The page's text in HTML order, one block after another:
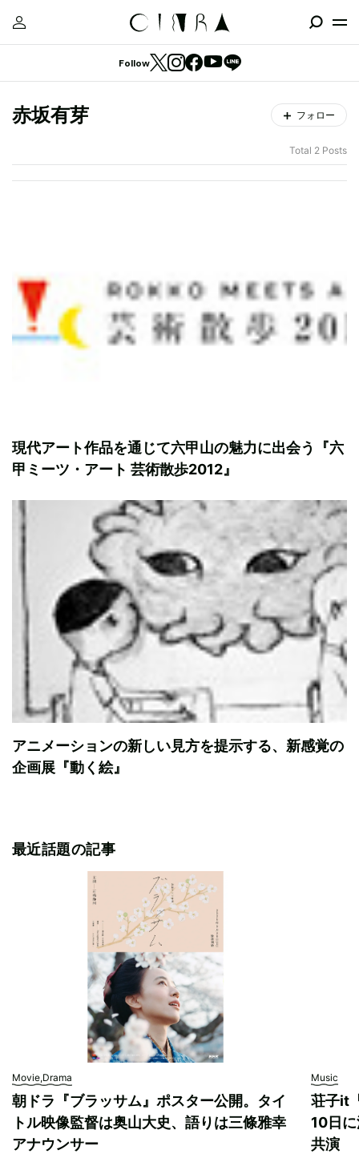
Follow
赤坂有芽 フォロー
Total 2 Posts
現代アート作品を通じて六甲山の魅力に出会う『六
甲ミーツ・アート 芸術散歩2012』
アニメーションの新しい見方を提示する、新感覚の
企画展『動く絵』
最近話題の記事
Movie,Drama
朝ドラ『ブラッサム』ポスター公開。タイ
トル映像監督は奥山大史、語りは三條雅幸
アナウンサー
Music
荘子it
10日
共演